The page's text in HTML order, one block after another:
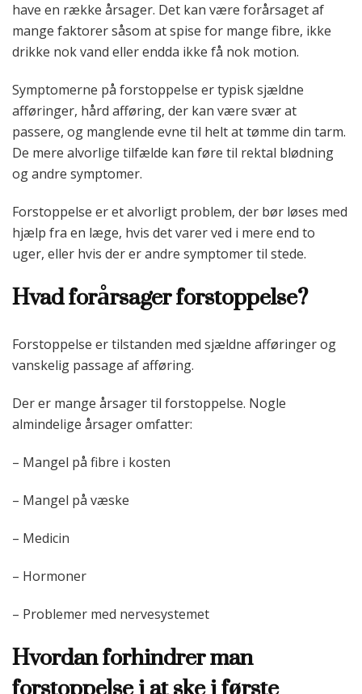
have en række årsager. Det kan være forårsaget af
mange faktorer såsom at spise for mange fibre, ikke
drikke nok vand eller endda ikke få nok motion.
Symptomerne på forstoppelse er typisk sjældne
afføringer, hård afføring, der kan være svær at
passere, og manglende evne til helt at tømme din tarm.
De mere alvorlige tilfælde kan føre til rektal blødning
og andre symptomer.
Forstoppelse er et alvorligt problem, der bør løses med
hjælp fra en læge, hvis det varer ved i mere end to
uger, eller hvis der er andre symptomer til stede.
Hvad forårsager forstoppelse?
Forstoppelse er tilstanden med sjældne afføringer og
vanskelig passage af afføring.
Der er mange årsager til forstoppelse. Nogle
almindelige årsager omfatter:
– Mangel på fibre i kosten
– Mangel på væske
– Medicin
– Hormoner
– Problemer med nervesystemet
Hvordan forhindrer man